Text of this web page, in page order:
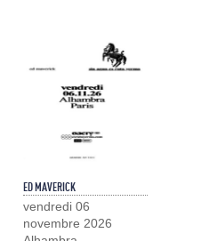
ED MAVERICK
vendredi 06
novembre 2026